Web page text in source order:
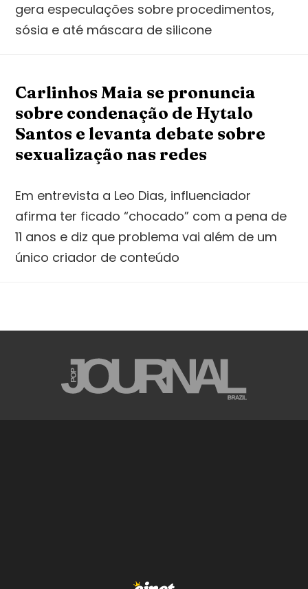
gera especulações sobre procedimentos,
sósia e até máscara de silicone
Carlinhos Maia se pronuncia
sobre condenação de Hytalo
Santos e levanta debate sobre
sexualização nas redes
Em entrevista a Leo Dias, influenciador
afirma ter ficado “chocado” com a pena de
11 anos e diz que problema vai além de um
único criador de conteúdo